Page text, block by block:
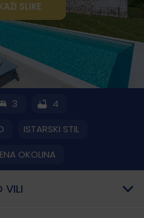
SLIKE
3
4
ISTARSKI STIL
OKOLINA
VILI